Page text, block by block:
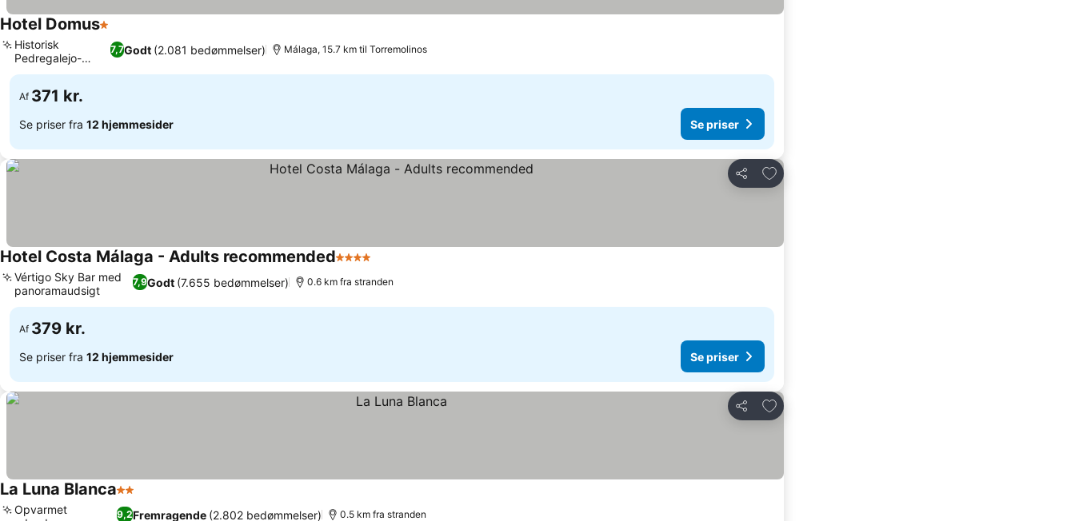
Hotel Domus1 Stjerner
7,7Godt (2.081 bedømmelser)
Historisk
Pedregalejo-
kvarter
Málaga, 15.7 km til Torremolinos
Af 371 kr.
Se priser fra 12 hjemmesider Se priser
Del
Føj til favoritter
Hotel Costa Málaga - Adults recommended4 Stjerner
7,9Godt (7.655 bedømmelser)
Vértigo Sky Bar med
panoramaudsigt
0.6 km fra stranden
Af 379 kr.
Se priser fra 12 hjemmesider Se priser
Del
Føj til favoritter
La Luna Blanca2 Stjerner
9,2Fremragende (2.802 bedømmelser)
Opvarmet
0.5 km fra stranden